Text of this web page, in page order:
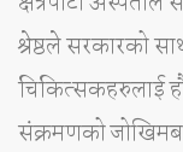
श्रेष्ठले सरकारको
चिकित्सकहरुलाई
संक्रमणको